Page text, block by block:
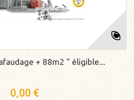
+ 88m2 " éligible...
0,00 €